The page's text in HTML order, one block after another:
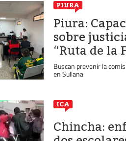
PIURA
Piura:
sobre
“Ruta de la
Buscan prevenir la
en Sullana
ICA
Chincha: